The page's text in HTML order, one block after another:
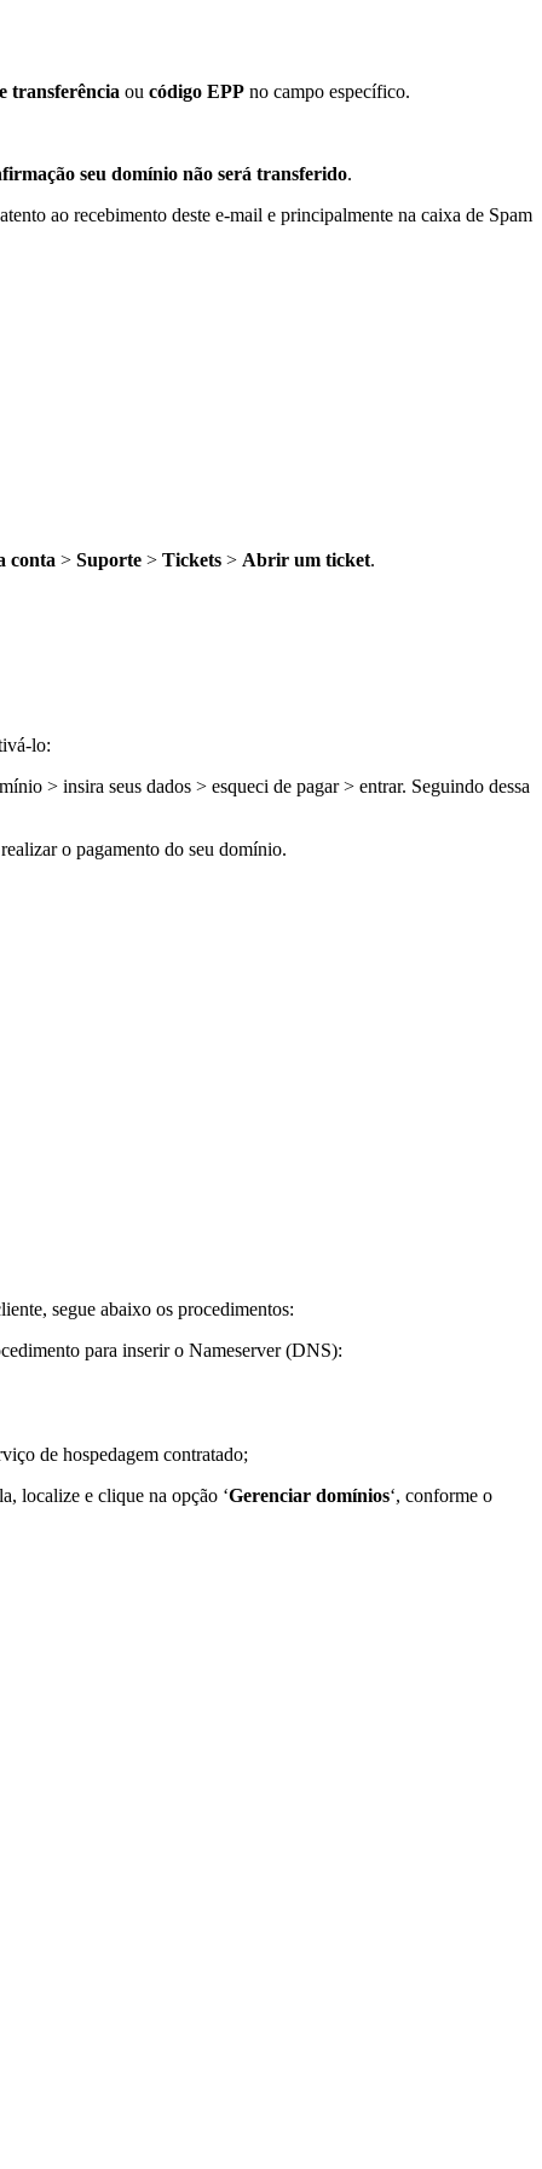
transferência ou código EPP no campo específico.
seu domínio não será transferido.
ao recebimento deste e-mail e principalmente na caixa de Spam
conta > Suporte > Tickets > Abrir um ticket.
lo:
> insira seus dados > esqueci de pagar > entrar. Seguindo dessa
o pagamento do seu domínio.
segue abaixo os procedimentos:
para inserir o Nameserver (DNS):
de hospedagem contratado;
localize e clique na opção ‘Gerenciar domínios‘, conforme o